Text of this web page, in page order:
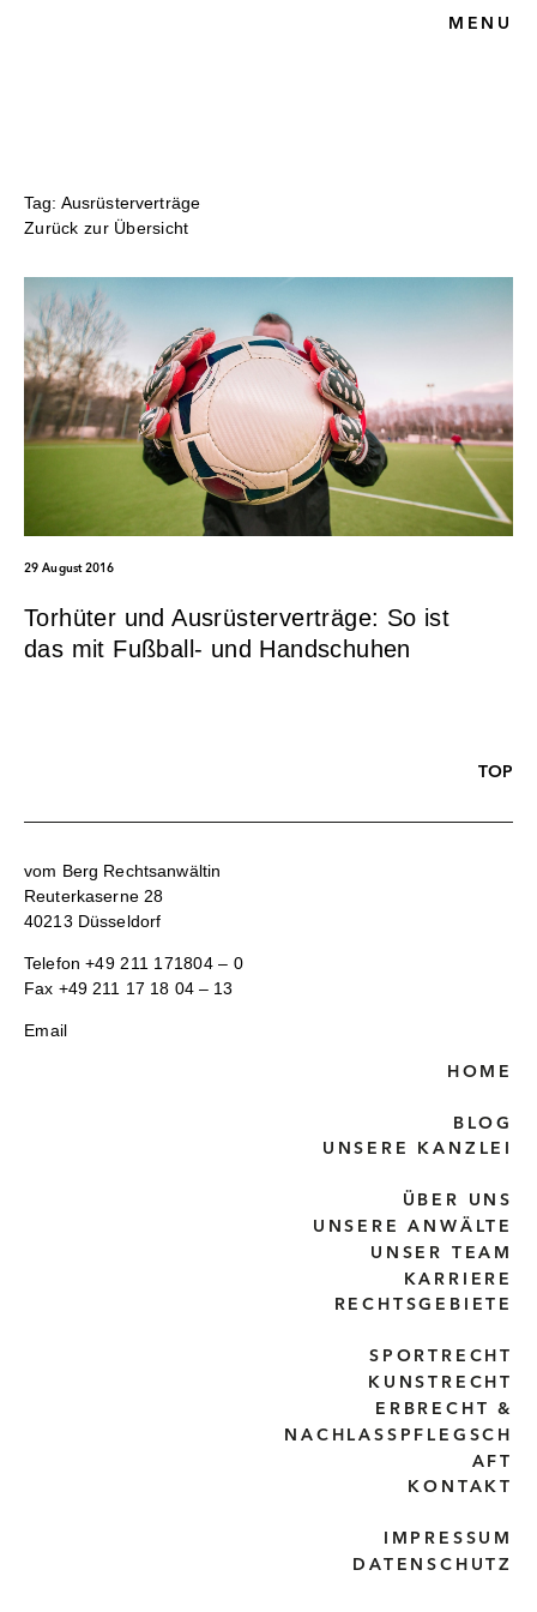
MENU
Tag: Ausrüsterverträge
Zurück zur Übersicht
29 August 2016
Torhüter und Ausrüsterverträge: So ist
das mit Fußball- und Handschuhen
TOP
vom Berg Rechtsanwältin
Reuterkaserne 28
40213 Düsseldorf
Telefon+49 211 171804 – 0
Fax +49 211 17 18 04 – 13
Email
HOME
BLOG
UNSERE KANZLEI
ÜBER UNS
UNSERE ANWÄLTE
UNSER TEAM
KARRIERE
RECHTSGEBIETE
SPORTRECHT
KUNSTRECHT
ERBRECHT &
NACHLASSPFLEGSCH
AFT
KONTAKT
IMPRESSUM
DATENSCHUTZ